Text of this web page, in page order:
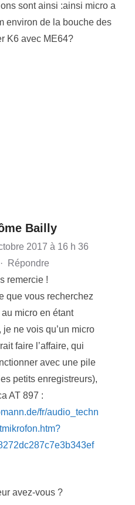
sont ainsi :ainsi micro a
environ de la bouche des
K6 avec ME64?
Bailly
2017 à 16 h 36
·
Répondre
remercie !
que vous recherchez
micro en étant
ne vois qu’un micro
faire l’affaire, qui
avec une pile
petits enregistreurs),
AT 897 :
fr/audio_techn
avez-vous ?